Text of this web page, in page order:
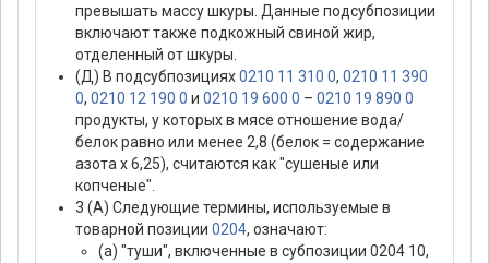
превышать массу шкуры. Данные подсубпозиции
включают также подкожный свиной жир,
отделенный от шкуры.
(Д) В подсубпозициях0210 11 310 0, 0210 11 390
0, 0210 12 190 0 и 0210 19 600 0 – 0210 19 890 0
продукты, у которых в мясе отношение вода/
белок равно или менее 2,8 (белок = содержание
азота х 6,25), считаются как "сушеные или
копченые".
3 (А) Следующие термины, используемые в
товарной позиции 0204, означают:
(а) "туши", включенные в субпозиции 0204 10,